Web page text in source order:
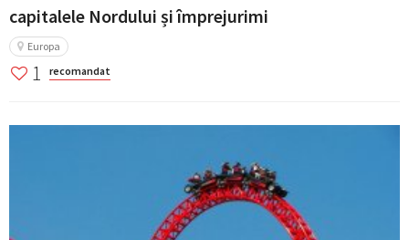
capitalele Nordului și împrejurimi
Europa
1 recomandat